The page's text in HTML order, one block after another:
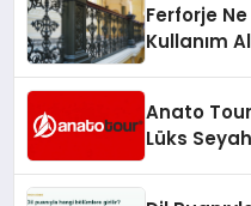
Ferforje
Kullanım
Anato
Lüks